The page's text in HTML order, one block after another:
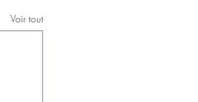
Voir tout